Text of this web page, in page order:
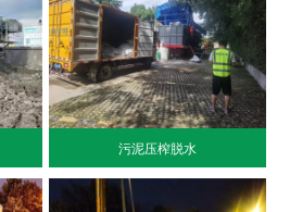
污泥压榨脱水